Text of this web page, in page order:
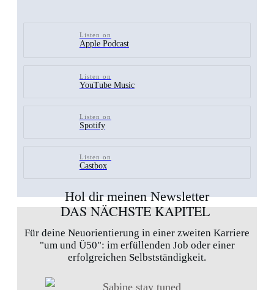
Listen on
Apple Podcast
Listen on
YouTube Music
Listen on
Spotify
Listen on
Castbox
Hol dir meinen Newsletter
DAS NÄCHSTE KAPITEL
Für deine Neuorientierung in einer zweiten Karriere
"um und Ü50": im erfüllenden Job oder einer
erfolgreichen Selbstständigkeit.